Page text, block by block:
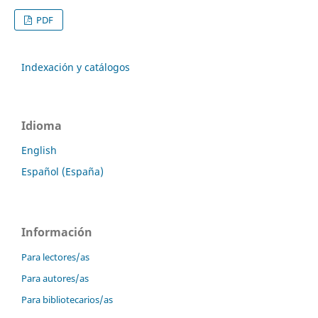
PDF
Indexación y catálogos
Idioma
English
Español (España)
Información
Para lectores/as
Para autores/as
Para bibliotecarios/as